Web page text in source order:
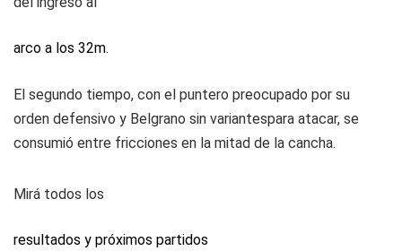
arco a los 32m.
El segundo tiempo, con el puntero preocupado por su
orden defensivo y Belgrano sin variantespara atacar, se
consumió entre fricciones en la mitad de la cancha.
Mirá todos los
resultados y próximos partidos